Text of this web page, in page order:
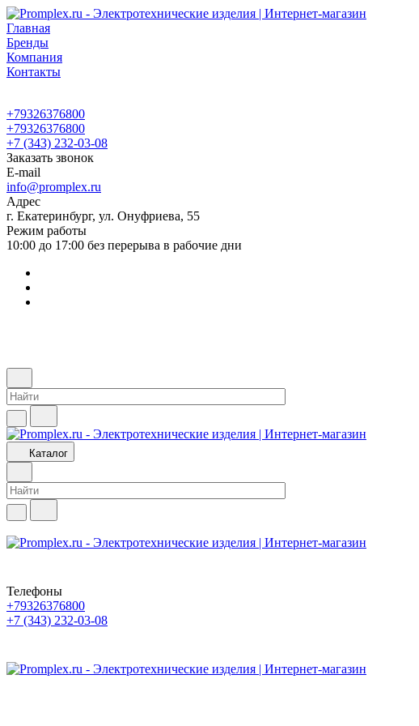
Главная
Бренды
Компания
Контакты
+79326376800
+79326376800
+7 (343) 232-03-08
Заказать звонок
E-mail
info@promplex.ru
Адрес
г. Екатеринбург, ул. Онуфриева, 55
Режим работы
10:00 до 17:00 без перерыва в рабочие дни
Каталог
Телефоны
+79326376800
+7 (343) 232-03-08